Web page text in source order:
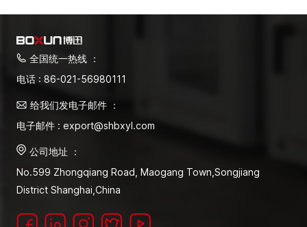
全国统一热线 ：
电话 : 86-021-56980111
给我们发电子邮件 ：
电子邮件 : export@shbxyl.com
公司地址 ：
No.599 Zhongqiang Road, Maogang Town,Songjiang
District Shanghai,China